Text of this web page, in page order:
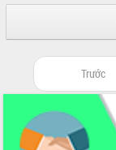
Trước